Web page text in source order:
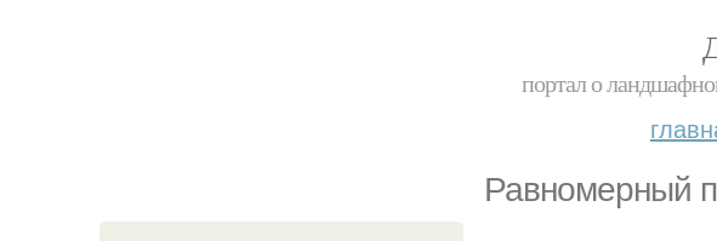
портал о
Равномерный